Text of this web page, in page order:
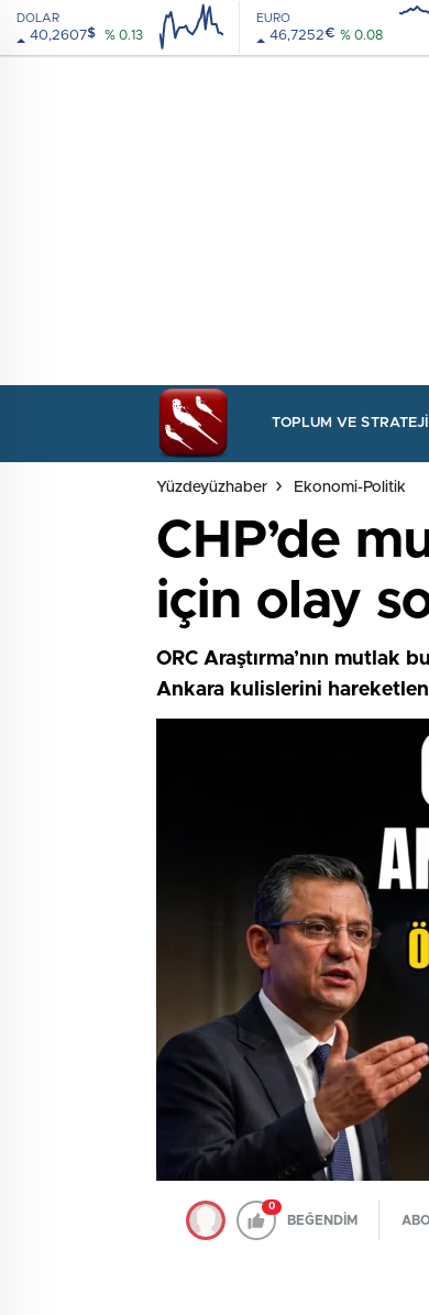
DOLAR
40,2607$ % 0.13
EURO
46,7252€ % 0.08
TOPLUM VE STRATEJI
Yüzdeyüzhaber Ekonomi-Politik
CHP’de
için olay
ORC Araştırma’nın mutlak
Ankara kulislerini
0
BEĞENDİM